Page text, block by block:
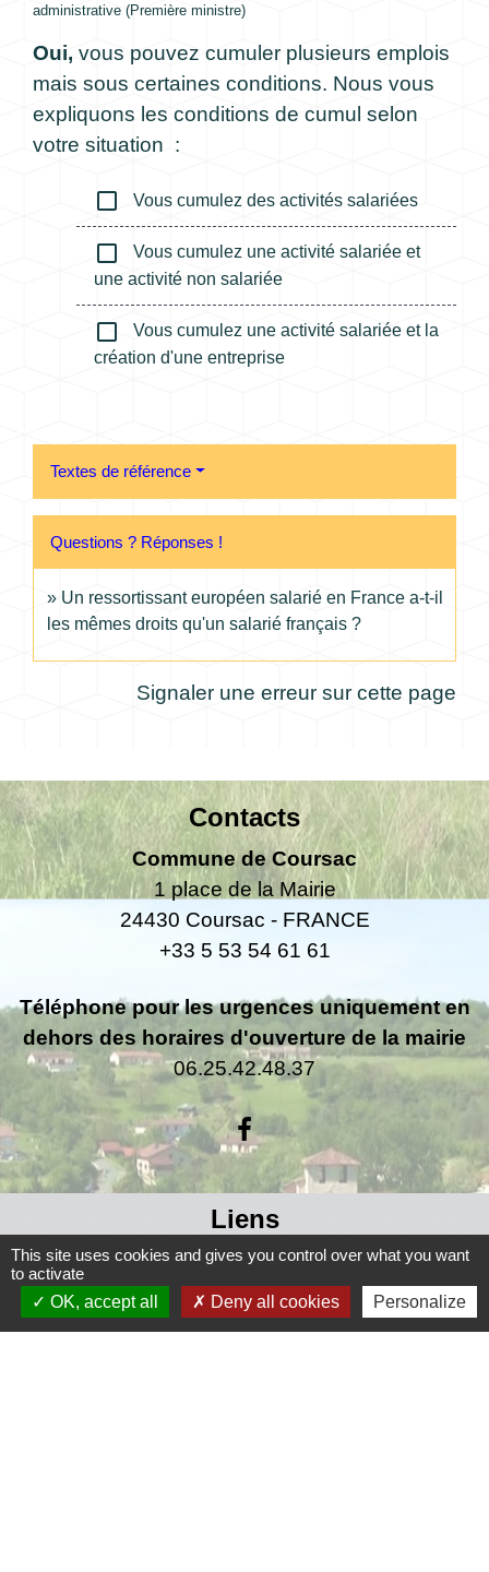
administrative (Première ministre)
Oui, vous pouvez cumuler plusieurs emplois
mais sous certaines conditions. Nous vous
expliquons les conditions de cumul selon
votre situation :
check_box_outline_blank Vous cumulez des activités salariées
check_box_outline_blank
Vous cumulez une activité salariée et
une activité non salariée
check_box_outline_blank
Vous cumulez une activité salariée et la
création d'une entreprise
Textes de référence
Questions ? Réponses !
Un ressortissant européen salarié en France a-t-il
les mêmes droits qu'un salarié français ?
Signaler une erreur sur cette page
Contacts
Commune de Coursac
1 place de la Mairie
24430 Coursac - FRANCE
+33 5 53 54 61 61
Téléphone pour les urgences uniquement en
dehors des horaires d'ouverture de la mairie
06.25.42.48.37
Liens
Grand Périgueux
SMD3
Pépinière d'entreprises
This site uses cookies and gives you control over what you want
to activate
OK, accept all
Deny all cookies Personalize